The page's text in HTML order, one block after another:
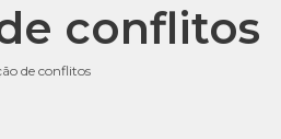
conflitos
de conflitos